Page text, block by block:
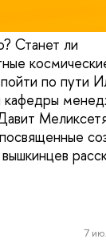
Станет ли
по пути
кафедры
7